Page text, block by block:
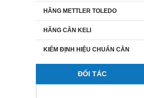
HÃNG METTLER TOLEDO
HÃNG CÂN KELI
KIỂM ĐỊNH HIỆU CHUẨN CÂN
ĐỐI TÁC